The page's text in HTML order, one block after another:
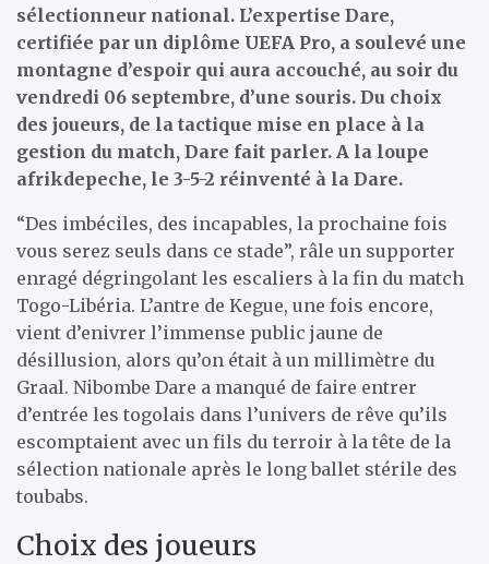
sélectionneur national. L’expertise Dare,
certifiée par un diplôme UEFA Pro, a soulevé une
montagne d’espoir qui aura accouché, au soir du
vendredi 06 septembre, d’une souris. Du choix
des joueurs, de la tactique mise en place à la
gestion du match, Dare fait parler. A la loupe
afrikdepeche, le 3-5-2 réinventé à la Dare.
“Des imbéciles, des incapables, la prochaine fois
vous serez seuls dans ce stade”, râle un supporter
enragé dégringolant les escaliers à la fin du match
Togo-Libéria. L’antre de Kegue, une fois encore,
vient d’enivrer l’immense public jaune de
désillusion, alors qu’on était à un millimètre du
Graal. Nibombe Dare a manqué de faire entrer
d’entrée les togolais dans l’univers de rêve qu’ils
escomptaient avec un fils du terroir à la tête de la
sélection nationale après le long ballet stérile des
toubabs.
Choix des joueurs